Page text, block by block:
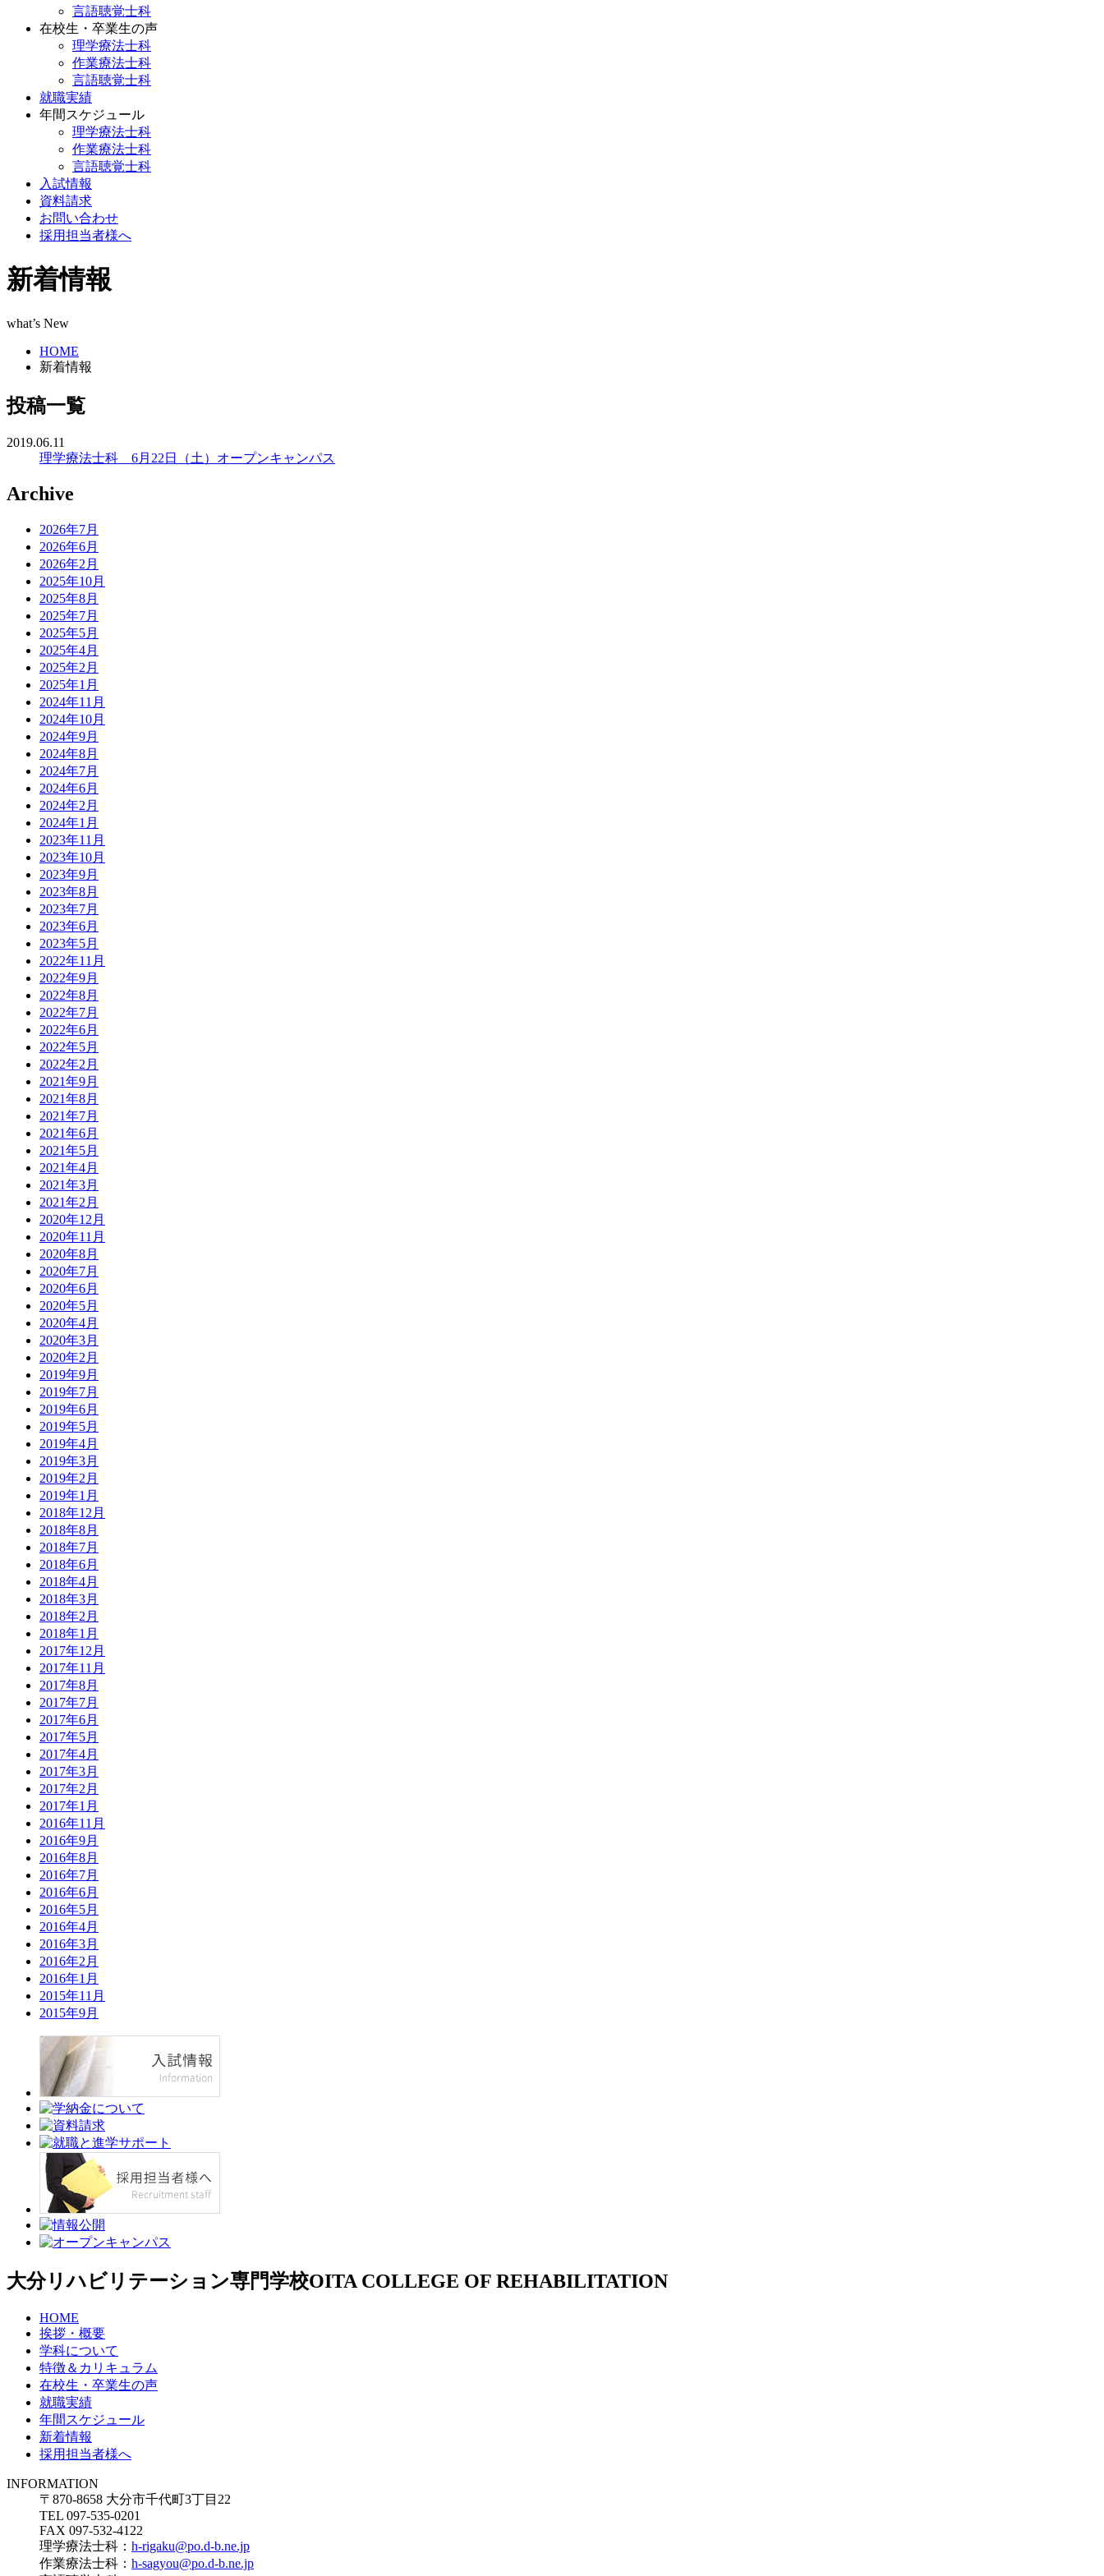
言語聴覚士科
在校生・卒業生の声
理学療法士科
作業療法士科
言語聴覚士科
就職実績
年間スケジュール
理学療法士科
作業療法士科
言語聴覚士科
入試情報
資料請求
お問い合わせ
採用担当者様へ
新着情報
what’s New
HOME
新着情報
投稿一覧
2019.06.11
理学療法士科 6月22日（土）オープンキャンパス
Archive
2026年7月
2026年6月
2026年2月
2025年10月
2025年8月
2025年7月
2025年5月
2025年4月
2025年2月
2025年1月
2024年11月
2024年10月
2024年9月
2024年8月
2024年7月
2024年6月
2024年2月
2024年1月
2023年11月
2023年10月
2023年9月
2023年8月
2023年7月
2023年6月
2023年5月
2022年11月
2022年9月
2022年8月
2022年7月
2022年6月
2022年5月
2022年2月
2021年9月
2021年8月
2021年7月
2021年6月
2021年5月
2021年4月
2021年3月
2021年2月
2020年12月
2020年11月
2020年8月
2020年7月
2020年6月
2020年5月
2020年4月
2020年3月
2020年2月
2019年9月
2019年7月
2019年6月
2019年5月
2019年4月
2019年3月
2019年2月
2019年1月
2018年12月
2018年8月
2018年7月
2018年6月
2018年4月
2018年3月
2018年2月
2018年1月
2017年12月
2017年11月
2017年8月
2017年7月
2017年6月
2017年5月
2017年4月
2017年3月
2017年2月
2017年1月
2016年11月
2016年9月
2016年8月
2016年7月
2016年6月
2016年5月
2016年4月
2016年3月
2016年2月
2016年1月
2015年11月
2015年9月
大分リハビリテーション専門学校OITA COLLEGE OF REHABILITATION
HOME
挨拶・概要
学科について
特徴＆カリキュラム
在校生・卒業生の声
就職実績
年間スケジュール
新着情報
採用担当者様へ
INFORMATION
〒870-8658 大分市千代町3丁目22
TEL 097-535-0201
FAX 097-532-4122
理学療法士科： h-rigaku@po.d-b.ne.jp
作業療法士科： h-sagyou@po.d-b.ne.jp